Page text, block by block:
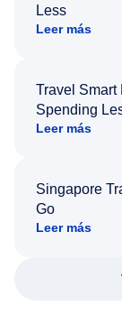
Less
Leer más
Travel
Spending
Leer más
Singapore
Go
Leer más